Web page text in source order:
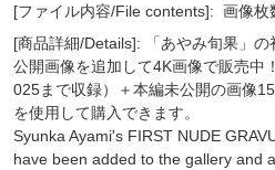
[ファイル内容/File contents]: 画像枚
[商品詳細/Details]: 「あやみ旬果」
公開画像を追加して4K画像で販売中
025まで収録）＋本編未公開の画像
を使用して購入できます。
Syunka Ayami's FIRST NUDE
have been added to the gallery and